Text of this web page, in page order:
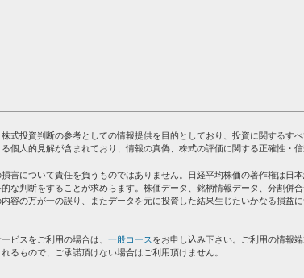
式投資判断の参考としての情報提供を目的としており、投資に関するす
人的見解が含まれており、情報の真偽、株式の評価に関する正確性・
について責任を負うものではありません。日経平均株価の著作権は日本
な判断をすることが求めらます。株価データ、銘柄情報データ、分割併
容の万が一の誤り、またデータを元に投資した結果生じたいかなる損益
ビスをご利用の場合は、 一般コースをお申し込み下さい。ご利用の情報
るもので、ご承諾頂けない場合はご利用頂けません。